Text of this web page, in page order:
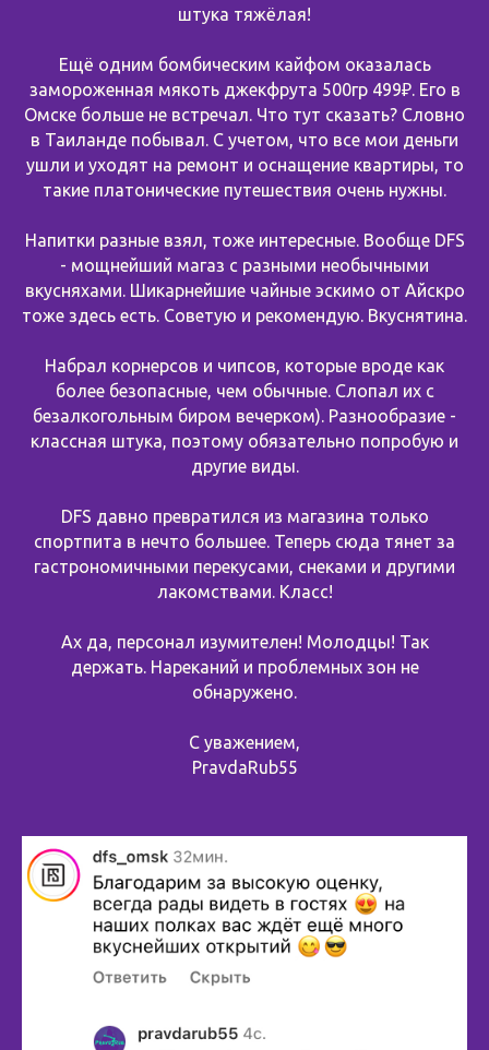
штука тяжёлая!
Ещё одним бомбическим кайфом оказалась
замороженная мякоть джекфрута 500гр 499₽. Его в
Омске больше не встречал. Что тут сказать? Словно
в Таиланде побывал. С учетом, что все мои деньги
ушли и уходят на ремонт и оснащение квартиры, то
такие платонические путешествия очень нужны.
Напитки разные взял, тоже интересные. Вообще DFS
- мощнейший магаз с разными необычными
вкусняхами. Шикарнейшие чайные эскимо от Айскро
тоже здесь есть. Советую и рекомендую. Вкуснятина.
Набрал корнерсов и чипсов, которые вроде как
более безопасные, чем обычные. Слопал их с
безалкогольным биром вечерком). Разнообразие -
классная штука, поэтому обязательно попробую и
другие виды.
DFS давно превратился из магазина только
спортпита в нечто большее. Теперь сюда тянет за
гастрономичными перекусами, снеками и другими
лакомствами. Класс!
Ах да, персонал изумителен! Молодцы! Так
держать. Нареканий и проблемных зон не
обнаружено.
С уважением,
PravdaRub55